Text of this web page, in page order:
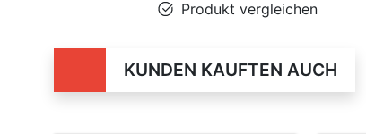
Produkt vergleichen
KUNDEN KAUFTEN AUCH